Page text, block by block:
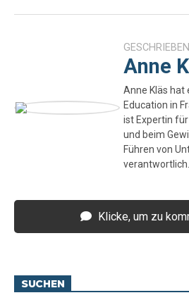
Anne
Anne Kläs hat
Education in
ist Expertin
und beim
Führen von
verantwortlich.
Klicke, um zu
SUCHEN